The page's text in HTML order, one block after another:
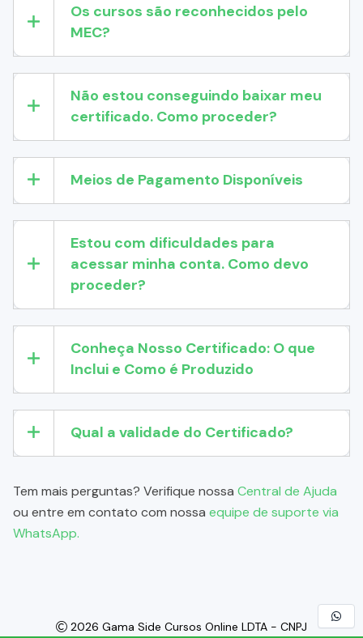
Os cursos são reconhecidos pelo
MEC?
Não estou conseguindo baixar meu
certificado. Como proceder?
Meios de Pagamento Disponíveis
Estou com dificuldades para
acessar minha conta. Como devo
proceder?
Conheça Nosso Certificado: O que
Inclui e Como é Produzido
Qual a validade do Certificado?
Tem mais perguntas? Verifique nossa Central de Ajuda
ou entre em contato com nossa equipe de suporte via
WhatsApp.
2026 Gama Side Cursos Online LDTA - CNPJ